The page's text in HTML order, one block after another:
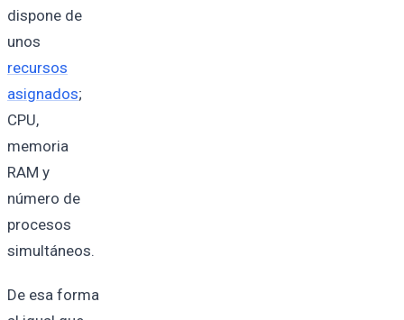
dispone de
unos
recursos
asignados;
CPU,
memoria
RAM y
número de
procesos
simultáneos.
De esa forma